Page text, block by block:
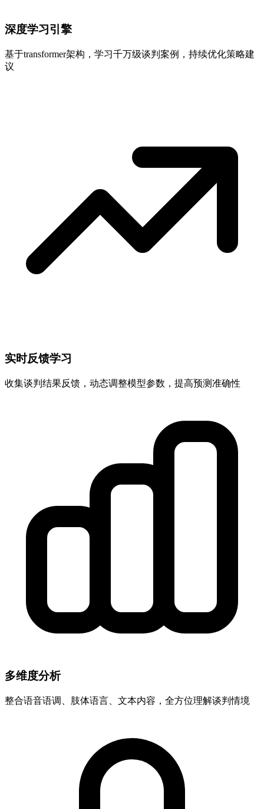
深度学习引擎
基于transformer架构，学习千万级谈判案例，持续优化策略建
议
实时反馈学习
收集谈判结果反馈，动态调整模型参数，提高预测准确性
多维度分析
整合语音语调、肢体语言、文本内容，全方位理解谈判情境